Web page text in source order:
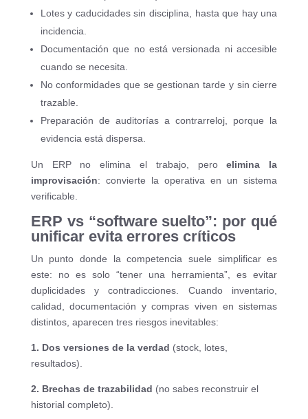
Lotes y caducidades sin disciplina, hasta que hay una
incidencia.
Documentación que no está versionada ni accesible
cuando se necesita.
No conformidades que se gestionan tarde y sin cierre
trazable.
Preparación de auditorías a contrarreloj, porque la
evidencia está dispersa.
Un ERP no elimina el trabajo, peroelimina la
improvisación: convierte la operativa en un sistema
verificable.
ERP vs “software suelto”: por qué
unificar evita errores críticos
Un punto donde la competencia suele simplificar es
este: no es solo “tener una herramienta”, es evitar
duplicidades y contradicciones. Cuando inventario,
calidad, documentación y compras viven en sistemas
distintos, aparecen tres riesgos inevitables:
1. Dos versiones de la verdad (stock, lotes,
resultados).
2. Brechas de trazabilidad (no sabes reconstruir el
historial completo).